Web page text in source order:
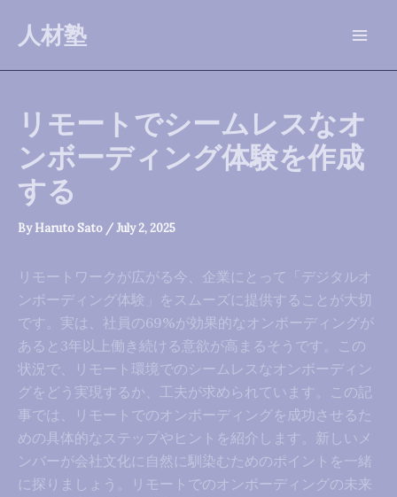
人材塾
リモートでシームレスなオ
ンボーディング体験を作成
する
ByHaruto Sato /July 2, 2025
リモートワークが広がる今、企業にとって「デジタルオ
ンボーディング体験」をスムーズに提供することが大切
です。実は、社員の69%が効果的なオンボーディングが
あると3年以上働き続ける意欲が高まるそうです。この
状況で、リモート環境でのシームレスなオンボーディン
グをどう実現するか、工夫が求められています。この記
事では、リモートでのオンボーディングを成功させるた
めの具体的なステップやヒントを紹介します。新しいメ
ンバーが会社文化に自然に馴染むためのポイントを一緒
に探りましょう。リモートでのオンボーディングの未来